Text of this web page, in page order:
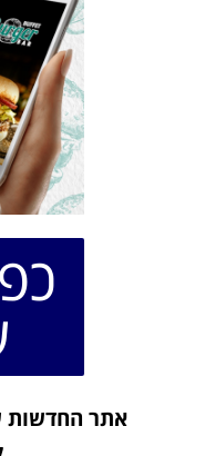
אתר החדשות